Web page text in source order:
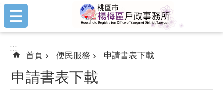
跳到主要內容區塊
:::
:::
首頁 便民服務 申請書表下載
申請書表下載